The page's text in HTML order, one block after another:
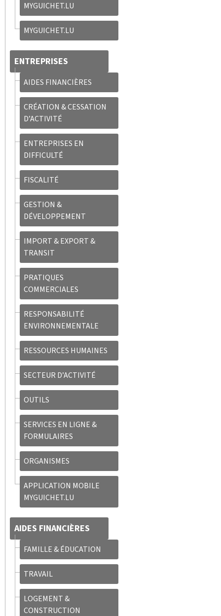
MYGUICHET.LU
MYGUICHET.LU
ENTREPRISES
AIDES FINANCIÈRES
CRÉATION & CESSATION
D’ACTIVITÉ
ENTREPRISES EN
DIFFICULTÉ
FISCALITÉ
GESTION &
DÉVELOPPEMENT
IMPORT & EXPORT &
TRANSIT
PRATIQUES
COMMERCIALES
RESPONSABILITÉ
ENVIRONNEMENTALE
RESSOURCES HUMAINES
SECTEUR D’ACTIVITÉ
OUTILS
SERVICES EN LIGNE &
FORMULAIRES
ORGANISMES
APPLICATION MOBILE
MYGUICHET.LU
AIDES FINANCIÈRES
FAMILLE & ÉDUCATION
TRAVAIL
LOGEMENT &
CONSTRUCTION